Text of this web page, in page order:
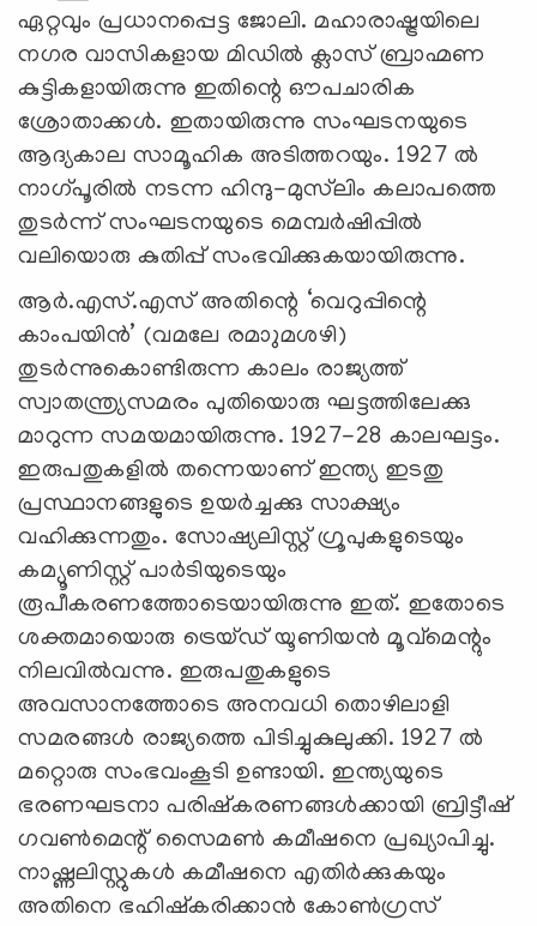
ഏറ്റവും പ്രധാനപ്പെട്ട ജോലി. മഹാരാഷ്ട്രയിലെ
നഗര വാസികളായ മിഡില്‍ ക്ലാസ് ബ്രാഹ്മണ
കുട്ടികളായിരുന്നു ഇതിന്റെ ഔപചാരിക
ശ്രോതാക്കള്‍. ഇതായിരുന്നു സംഘടനയുടെ
ആദ്യകാല സാമൂഹിക അടിത്തറയും. 1927 ല്‍
നാഗ്പൂരില്‍ നടന്ന ഹിന്ദു-മുസ്‌ലിം കലാപത്തെ
തുടര്‍ന്ന് സംഘടനയുടെ മെമ്പര്‍ഷിപ്പില്‍
വലിയൊരു കുതിപ്പ് സംഭവിക്കുകയായിരുന്നു.
ആര്‍.എസ്.എസ് അതിന്റെ ‘വെറുപ്പിന്റെ
കാംപയിന്‍’ (വമലേ രമാുമശഴി)
തുടര്‍ന്നുകൊണ്ടിരുന്ന കാലം രാജ്യത്ത്
സ്വാതന്ത്ര്യസമരം പുതിയൊരു ഘട്ടത്തിലേക്കു
മാറുന്ന സമയമായിരുന്നു. 1927-28 കാലഘട്ടം.
ഇരുപതുകളില്‍ തന്നെയാണ് ഇന്ത്യ ഇടതു
പ്രസ്ഥാനങ്ങളുടെ ഉയര്‍ച്ചക്കു സാക്ഷ്യം
വഹിക്കുന്നതും. സോഷ്യലിസ്റ്റ് ഗ്രൂപുകളുടെയും
കമ്യൂണിസ്റ്റ് പാര്‍ടിയുടെയും
രൂപീകരണത്തോടെയായിരുന്നു ഇത്. ഇതോടെ
ശക്തമായൊരു ട്രെയ്ഡ് യൂണിയന്‍ മൂവ്‌മെന്റും
നിലവില്‍വന്നു. ഇരുപതുകളുടെ
അവസാനത്തോടെ അനവധി തൊഴിലാളി
സമരങ്ങള്‍ രാജ്യത്തെ പിടിച്ചുകുലുക്കി. 1927 ല്‍
മറ്റൊരു സംഭവംകൂടി ഉണ്ടായി. ഇന്ത്യയുടെ
ഭരണഘടനാ പരിഷ്‌കരണങ്ങള്‍ക്കായി ബ്രിട്ടീഷ്
ഗവണ്‍മെന്റ് സൈമണ്‍ കമീഷനെ പ്രഖ്യാപിച്ചു.
നാഷ്ണലിസ്റ്റുകള്‍ കമീഷനെ എതിര്‍ക്കുകയും
അതിനെ ഭഹിഷ്‌കരിക്കാന്‍ കോണ്‍ഗ്രസ്